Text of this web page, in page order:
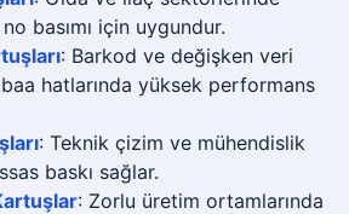
basımı için uygundur.
: Barkod ve değişken veri
hatlarında yüksek performans
: Teknik çizim ve mühendislik
baskı sağlar.
: Zorlu üretim ortamlarında